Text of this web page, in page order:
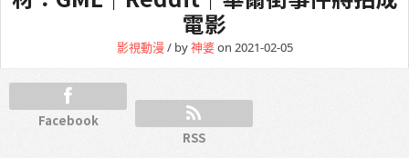
電影
影視動漫 / by神婆on 2021-02-05
Facebook
RSS